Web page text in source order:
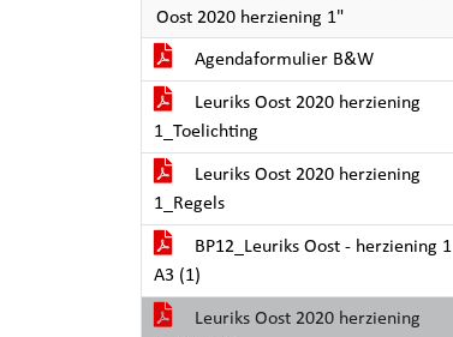
Oost 2020 herziening 1"
Agendaformulier B&W
Leuriks Oost 2020 herziening
1_Toelichting
Leuriks Oost 2020 herziening
1_Regels
BP12_Leuriks Oost - herziening 1
A3 (1)
Leuriks Oost 2020 herziening